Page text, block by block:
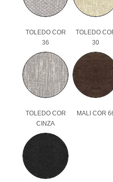
TOLEDO COR
36
TOLEDO
30
TOLEDO COR
CINZA
MALI COR